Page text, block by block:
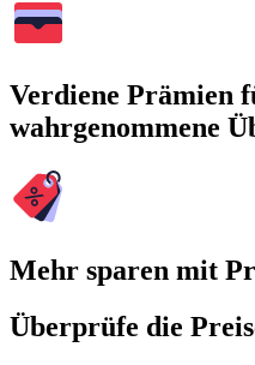
Verdiene Prämien
wahrgenommene
Mehr sparen mit
Überprüfe die